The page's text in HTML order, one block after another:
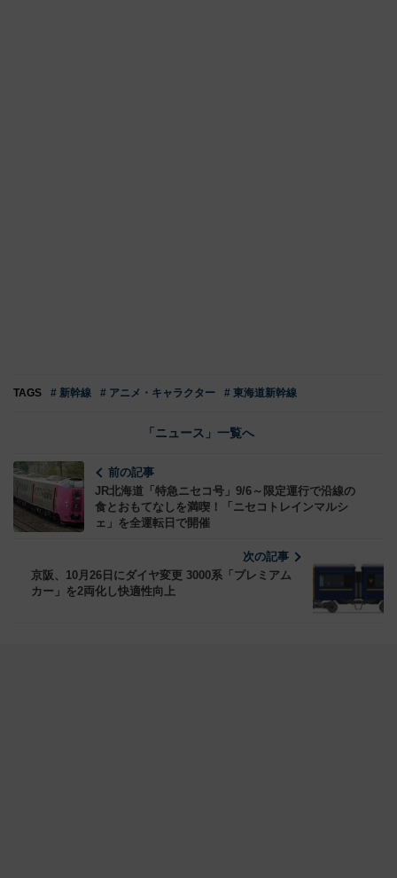
TAGS # 新幹線 # アニメ・キャラクター # 東海道新幹線
「ニュース」一覧へ
前の記事
JR北海道「特急ニセコ号」9/6～限定運行で沿線の
食とおもてなしを満喫！「ニセコトレインマルシ
ェ」を全運転日で開催
次の記事
京阪、10月26日にダイヤ変更 3000系「プレミアム
カー」を2両化し快適性向上